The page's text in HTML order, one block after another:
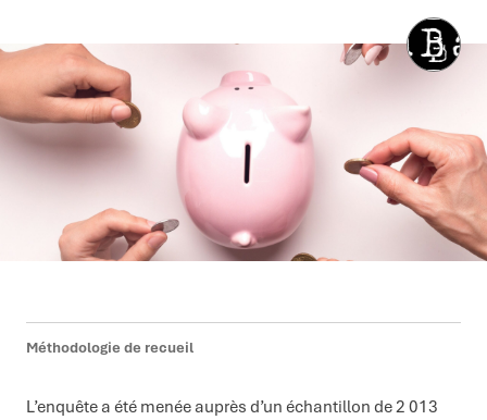
Méthodologie de recueil
L’enquête a été menée auprès d’un échantillon de 2 013